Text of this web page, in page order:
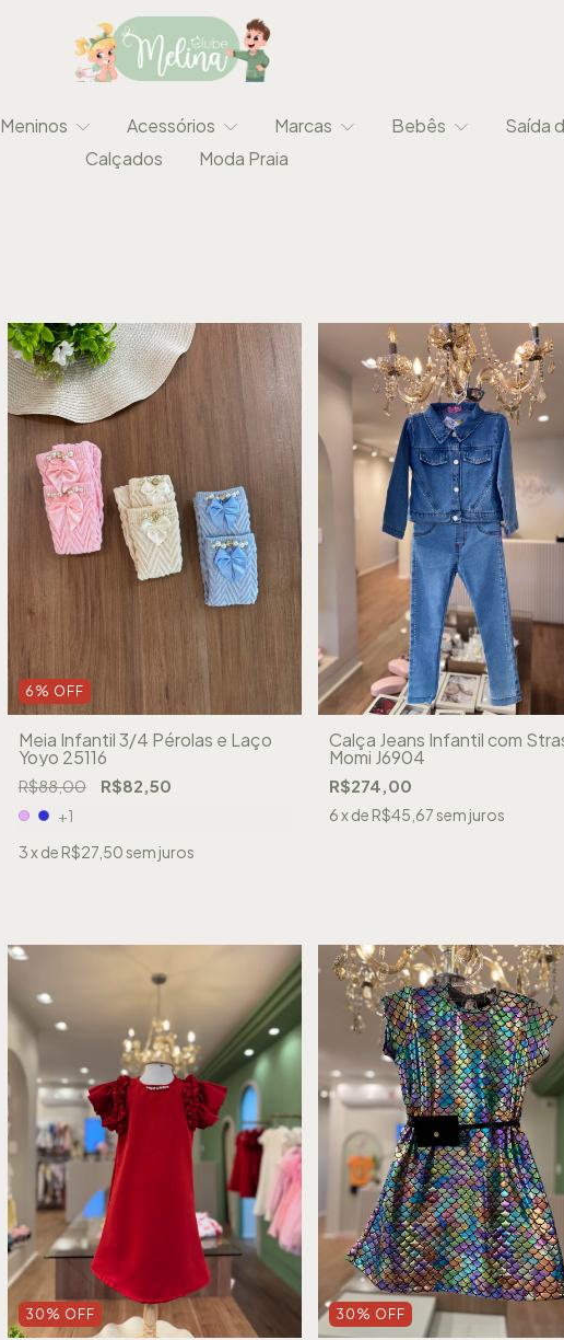
Meninos Acessórios Marcas Bebês Saída
Calçados
Moda Praia
6 % OFF
Meia Infantil 3/4 Pérolas e Laço
Yoyo 25116
R$88,00 R$82,50
+1
3x de R$27,50sem juros
Calça Jeans Infantil com
Momi J6904
R$274,00
6x de R$45,67sem juros
30 % OFF 30 % OFF